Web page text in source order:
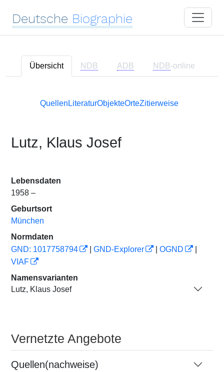
Deutsche Biographie
Übersicht NDB ADB NDB-online
Quellen LiteraturObjekteOrteZitierweise
Lutz, Klaus Josef
Lebensdaten
1958 –
Geburtsort
München
Normdaten
GND: 1017758794
GND-Explorer OGND
VIAF
Namensvarianten
Lutz, Klaus Josef
Vernetzte Angebote
Quellen(nachweise)